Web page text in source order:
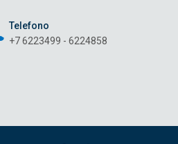
Telefono
+7 6223499 - 6224858